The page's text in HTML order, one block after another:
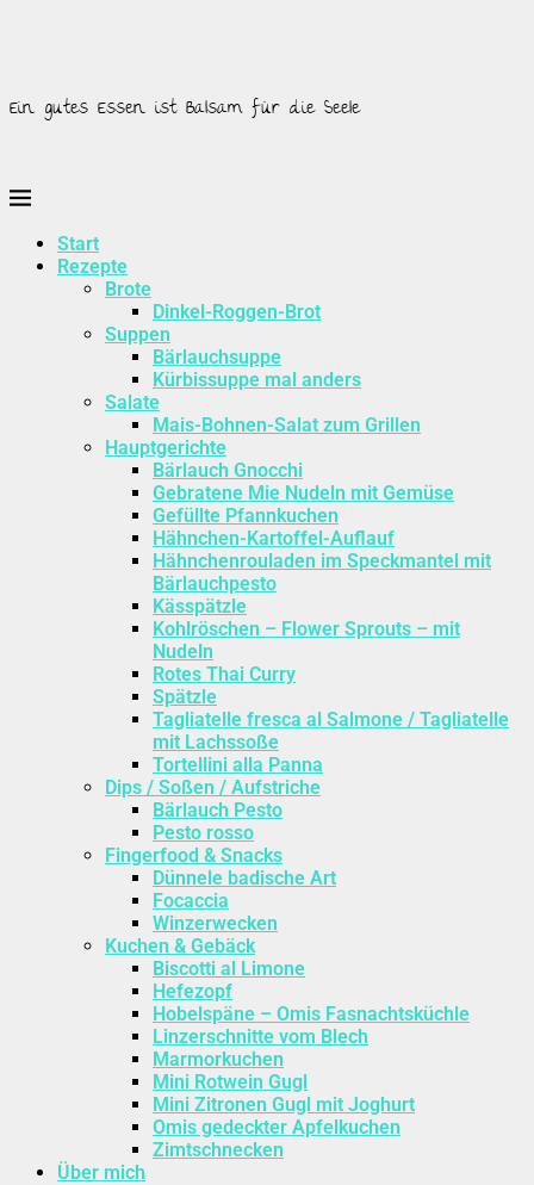
Ein gutes Essen ist Balsam für die Seele
Start
Rezepte
Brote
Dinkel-Roggen-Brot
Suppen
Bärlauchsuppe
Kürbissuppe mal anders
Salate
Mais-Bohnen-Salat zum Grillen
Hauptgerichte
Bärlauch Gnocchi
Gebratene Mie Nudeln mit Gemüse
Gefüllte Pfannkuchen
Hähnchen-Kartoffel-Auflauf
Hähnchenrouladen im Speckmantel mit
Bärlauchpesto
Kässpätzle
Kohlröschen – Flower Sprouts – mit
Nudeln
Rotes Thai Curry
Spätzle
Tagliatelle fresca al Salmone / Tagliatelle
mit Lachssoße
Tortellini alla Panna
Dips / Soßen / Aufstriche
Bärlauch Pesto
Pesto rosso
Fingerfood & Snacks
Dünnele badische Art
Focaccia
Winzerwecken
Kuchen & Gebäck
Biscotti al Limone
Hefezopf
Hobelspäne – Omis Fasnachtsküchle
Linzerschnitte vom Blech
Marmorkuchen
Mini Rotwein Gugl
Mini Zitronen Gugl mit Joghurt
Omis gedeckter Apfelkuchen
Zimtschnecken
Über mich